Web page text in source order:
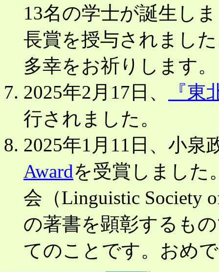
13名の学士が誕生し
長賞を授与されまし
多幸をお祈りします。
2025年2月17日、
『
行されました。
2025年1月11日、小泉
Awardを受賞しました
会（Linguistic Society
の著書を顕彰するも
てのことです。おめ